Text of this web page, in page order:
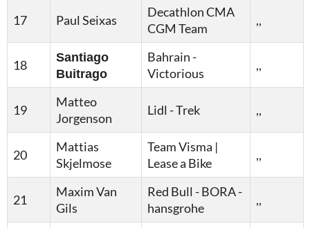
17 Paul Seixas
Decathlon CMA
CGM Team
,,
18
Santiago
Buitrago
Bahrain -
Victorious
,,
19
Matteo
Jorgenson
Lidl - Trek ,,
20
Mattias
Skjelmose
Team Visma |
Lease a Bike
,,
21
Maxim Van
Gils
Red Bull - BORA -
hansgrohe
,,